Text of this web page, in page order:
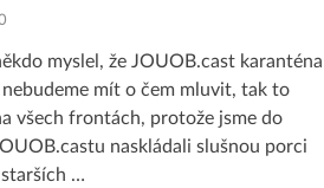
myslel, že JOUOB.cast karanténa
nebudeme mít o čem mluvit, tak to
všech frontách, protože jsme do
naskládali slušnou porci
…